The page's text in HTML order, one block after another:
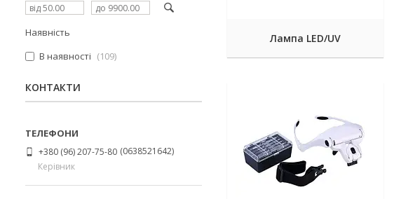
Лампа LED/UV
Наявність
В наявності
109
КОНТАКТИ
+380 (96) 207-75-80 0638521642
Керівник